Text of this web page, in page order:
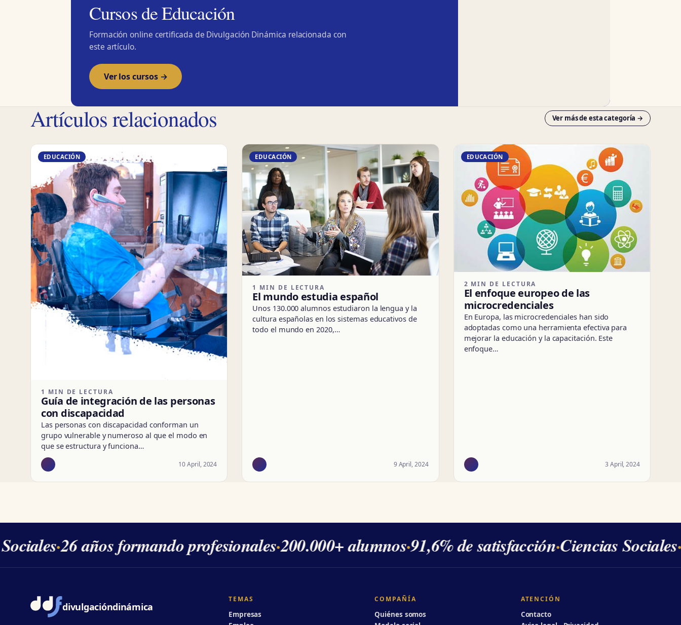
Cursos de Educación
Formación online certificada de Divulgación Dinámica relacionada con
este artículo.
Ver los cursos →
Artículos relacionados Ver más de esta categoría →
EDUCACIÓN
1 MIN DE LECTURA
Guía de integración de las personas
con discapacidad
Las personas con discapacidad conforman un
grupo vulnerable y numeroso al que el modo en
que se estructura y funciona…
10 April, 2024
EDUCACIÓN
1 MIN DE LECTURA
El mundo estudia español
Unos 130.000 alumnos estudiaron la lengua y la
cultura españolas en los sistemas educativos de
todo el mundo en 2020,…
9 April, 2024
EDUCACIÓN
2 MIN DE LECTURA
El enfoque europeo de las
microcredenciales
En Europa, las microcredenciales han sido
adoptadas como una herramienta efectiva para
mejorar la educación y la capacitación. Este
enfoque…
3 April, 2024
·26 años formando profesionales·200.000+ alumnos·91,6% de satisfacción·Ciencias Sociales·
divulgacióndinámica
TEMAS
Empresas
COMPAÑÍA
Quiénes somos
ATENCIÓN
Contacto